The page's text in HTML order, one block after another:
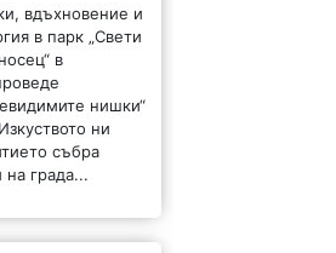
вдъхновение и
в парк „Свети
в
нишки“
ни
събра
на града...